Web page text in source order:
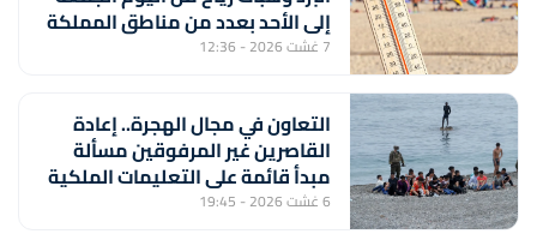
إلى الأحد بعدد من مناطق المملكة
(نشرة إنذارية)
7 غشت 2026 - 12:36
التعاون في مجال الهجرة.. إعادة
القاصرين غير المرفوقين مسألة
مبدأ قائمة على التعليمات الملكية
السامية (مصدر دبلوماسي)
6 غشت 2026 - 19:45